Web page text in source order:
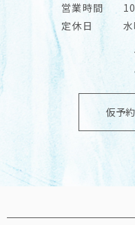
営業時間
定休日
仮予